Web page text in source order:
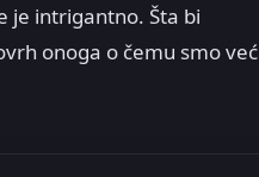
je intrigantno. Šta bi
onoga o čemu smo već